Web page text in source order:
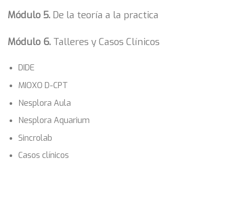
Módulo 5. De la teoría a la practica
Módulo 6. Talleres y Casos Clínicos
DIDE
MIOXO D-CPT
Nesplora Aula
Nesplora Aquarium
Sincrolab
Casos clínicos